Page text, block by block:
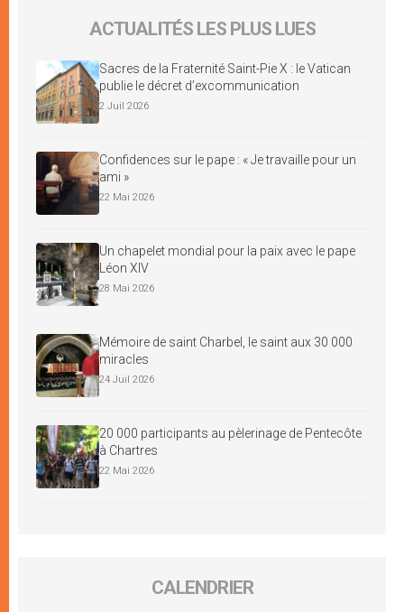
ACTUALITÉS LES PLUS LUES
Sacres de la Fraternité Saint-Pie X : le Vatican
publie le décret d’excommunication
2 Juil 2026
Confidences sur le pape : « Je travaille pour un
ami »
22 Mai 2026
Un chapelet mondial pour la paix avec le pape
Léon XIV
28 Mai 2026
Mémoire de saint Charbel, le saint aux 30 000
miracles
24 Juil 2026
20 000 participants au pèlerinage de Pentecôte
à Chartres
22 Mai 2026
CALENDRIER